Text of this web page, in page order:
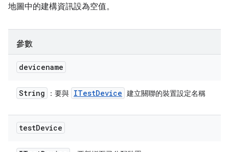
地圖中的建構資訊設為空值。
參數
devicename
String ：要與 ITestDevice 建立關聯的裝置設定名稱
testDevice